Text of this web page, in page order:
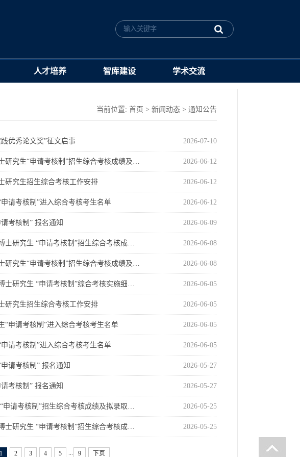
人才培养 智库建设 学术交流
当前位置: 首页 > 新闻动态 > 通知公告
优秀论文奖”征文启事 2026-07-10
研究生“申请考核制”招生综合考核成绩及… 2026-06-12
研究生招生综合考核工作安排 2026-06-12
请考核制”进入综合考核考生名单 2026-06-12
考核制” 报名通知 2026-06-09
士研究生 “申请考核制”招生综合考核成… 2026-06-08
研究生“申请考核制”招生综合考核成绩及… 2026-06-08
士研究生 “申请考核制”综合考核实施细… 2026-06-05
研究生招生综合考核工作安排 2026-06-05
“申请考核制”进入综合考核考生名单 2026-06-05
请考核制”进入综合考核考生名单 2026-06-05
请考核制” 报名通知 2026-05-27
考核制” 报名通知 2026-05-27
申请考核制”招生综合考核成绩及拟录取… 2026-05-25
士研究生 “申请考核制”招生综合考核成… 2026-05-25
1 2 3 4 5 9 下页